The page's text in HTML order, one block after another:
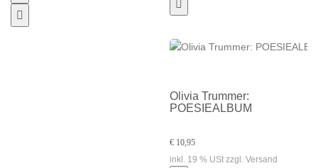
Olivia Trummer:
POESIEALBUM
€ 10,95
inkl. 19 % USt zzgl. Versand